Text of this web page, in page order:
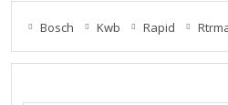
Bosch Kwb Rapid